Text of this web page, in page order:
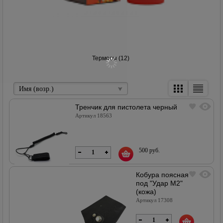
Термосы (12)
Имя (возр.)
Тренчик для пистолета черный
Артикул 18563
500 руб.
Кобура поясная
под "Удар М2"
(кожа)
Артикул 17308